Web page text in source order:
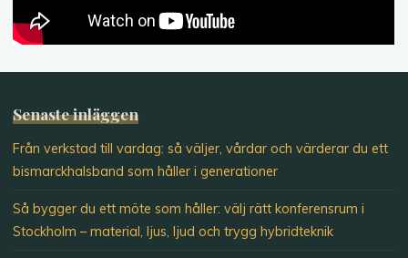
Senaste inläggen
Från verkstad till vardag: så väljer, vårdar och värderar du ett
bismarckhalsband som håller i generationer
Så bygger du ett möte som håller: välj rätt konferensrum i
Stockholm – material, ljus, ljud och trygg hybridteknik